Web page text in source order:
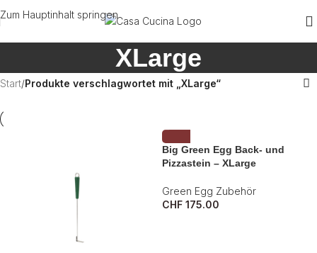
Zum Hauptinhalt springen
XLarge
Start/Produkte verschlagwortet mit „XLarge“
Big Green Egg Back- und
Pizzastein – XLarge
Green Egg Zubehör
CHF 175.00